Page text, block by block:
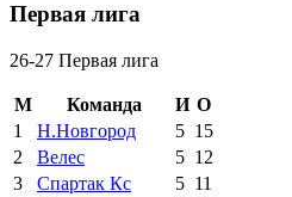
Первая лига
26-27 Первая лига
М Команда И О
1
Н.Новгород 5 15
2
Велес 5 12
3
Спартак Кс 5 11